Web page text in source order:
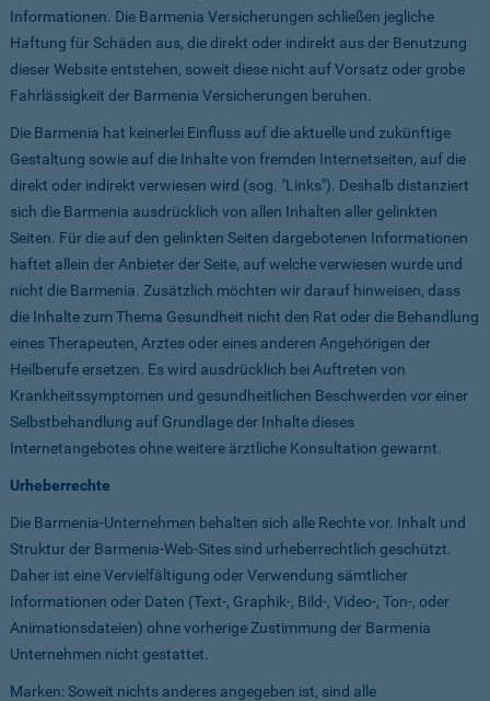
Informationen. Die Barmenia Versicherungen schließen jegliche
Haftung für Schäden aus, die direkt oder indirekt aus der Benutzung
dieser Website entstehen, soweit diese nicht auf Vorsatz oder grobe
Fahrlässigkeit der Barmenia Versicherungen beruhen.
Die Barmenia hat keinerlei Einfluss auf die aktuelle und zukünftige
Gestaltung sowie auf die Inhalte von fremden Internetseiten, auf die
direkt oder indirekt verwiesen wird (sog. "Links"). Deshalb distanziert
sich die Barmenia ausdrücklich von allen Inhalten aller gelinkten
Seiten. Für die auf den gelinkten Seiten dargebotenen Informationen
haftet allein der Anbieter der Seite, auf welche verwiesen wurde und
nicht die Barmenia. Zusätzlich möchten wir darauf hinweisen, dass
die Inhalte zum Thema Gesundheit nicht den Rat oder die Behandlung
eines Therapeuten, Arztes oder eines anderen Angehörigen der
Heilberufe ersetzen. Es wird ausdrücklich bei Auftreten von
Krankheitssymptomen und gesundheitlichen Beschwerden vor einer
Selbstbehandlung auf Grundlage der Inhalte dieses
Internetangebotes ohne weitere ärztliche Konsultation gewarnt.
Urheberrechte
Die Barmenia-Unternehmen behalten sich alle Rechte vor. Inhalt und
Struktur der Barmenia-Web-Sites sind urheberrechtlich geschützt.
Daher ist eine Vervielfältigung oder Verwendung sämtlicher
Informationen oder Daten (Text-, Graphik-, Bild-, Video-, Ton-, oder
Animationsdateien) ohne vorherige Zustimmung der Barmenia
Unternehmen nicht gestattet.
Marken: Soweit nichts anderes angegeben ist, sind alle